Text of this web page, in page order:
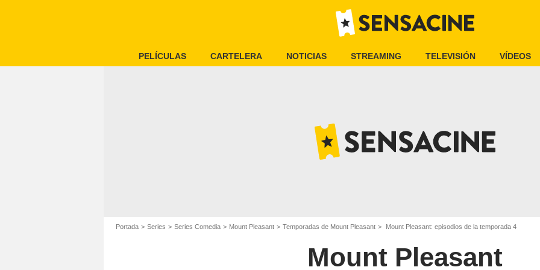
PELÍCULAS CARTELERA NOTICIAS STREAMING TELEVISIÓN VÍDEOS
Portada Series Series Comedia Mount Pleasant Temporadas de Mount Pleasant Mount Pleasant: episodios de la temporada 4
Mount Pleasant